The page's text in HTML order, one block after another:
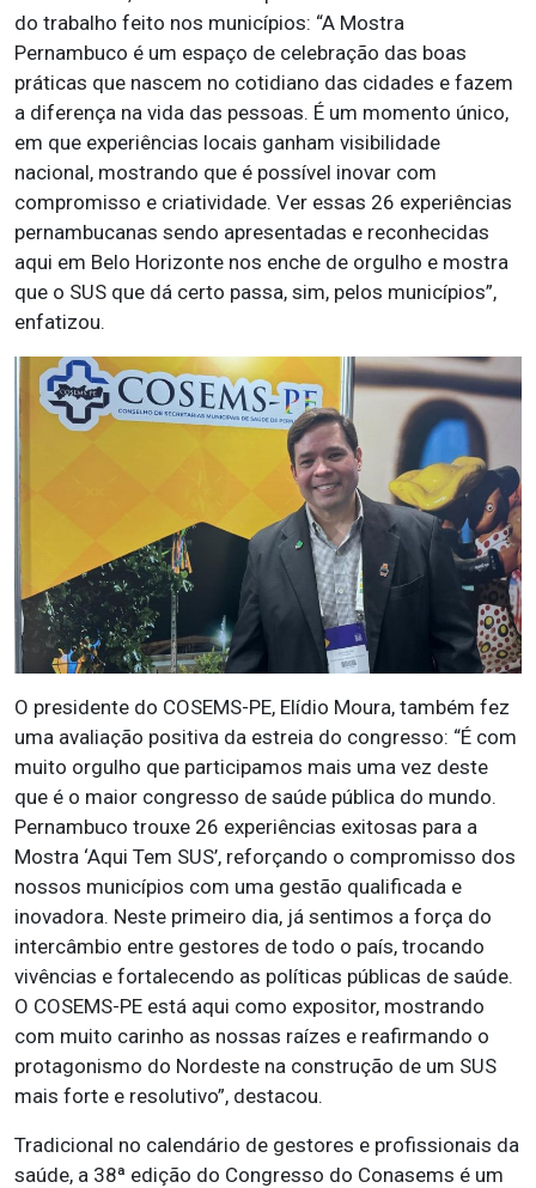
do trabalho feito nos municípios: “A Mostra
Pernambuco é um espaço de celebração das boas
práticas que nascem no cotidiano das cidades e fazem
a diferença na vida das pessoas. É um momento único,
em que experiências locais ganham visibilidade
nacional, mostrando que é possível inovar com
compromisso e criatividade. Ver essas 26 experiências
pernambucanas sendo apresentadas e reconhecidas
aqui em Belo Horizonte nos enche de orgulho e mostra
que o SUS que dá certo passa, sim, pelos municípios”,
enfatizou.
O presidente do COSEMS-PE, Elídio Moura, também fez
uma avaliação positiva da estreia do congresso: “É com
muito orgulho que participamos mais uma vez deste
que é o maior congresso de saúde pública do mundo.
Pernambuco trouxe 26 experiências exitosas para a
Mostra ‘Aqui Tem SUS’, reforçando o compromisso dos
nossos municípios com uma gestão qualificada e
inovadora. Neste primeiro dia, já sentimos a força do
intercâmbio entre gestores de todo o país, trocando
vivências e fortalecendo as políticas públicas de saúde.
O COSEMS-PE está aqui como expositor, mostrando
com muito carinho as nossas raízes e reafirmando o
protagonismo do Nordeste na construção de um SUS
mais forte e resolutivo”, destacou.
Tradicional no calendário de gestores e profissionais da
saúde, a 38ª edição do Congresso do Conasems é um